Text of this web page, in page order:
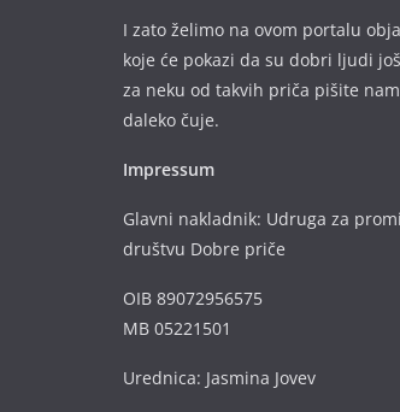
I zato želimo na ovom portalu
koje će pokazi da su dobri ljudi
za neku od takvih priča pišite
daleko čuje.
Impressum
Glavni nakladnik: Udruga za
društvu Dobre priče
OIB 89072956575
MB 05221501
Urednica: Jasmina Jovev